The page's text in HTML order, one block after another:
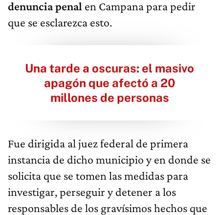
denuncia penal en Campana para pedir
que se esclarezca esto.
Una tarde a oscuras: el masivo
apagón que afectó a 20
millones de personas
Fue dirigida al juez federal de primera
instancia de dicho municipio y en donde se
solicita que se tomen las medidas para
investigar, perseguir y detener a los
responsables de los gravísimos hechos que